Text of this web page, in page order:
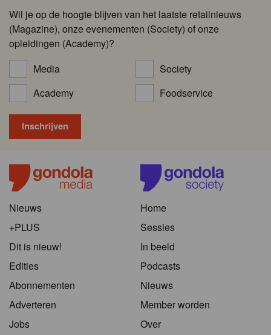
Wil je op de hoogte blijven van het laatste retailnieuws
(Magazine), onze evenementen (Society) of onze
opleidingen (Academy)?
Media
Society
Academy
Foodservice
Nieuws
+PLUS
Dit is nieuw!
Edities
Abonnementen
Adverteren
Jobs
Home
Sessies
In beeld
Podcasts
Nieuws
Member worden
Over